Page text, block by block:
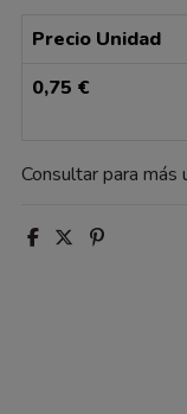
Precio Unidad
0,75 €
Consultar para más